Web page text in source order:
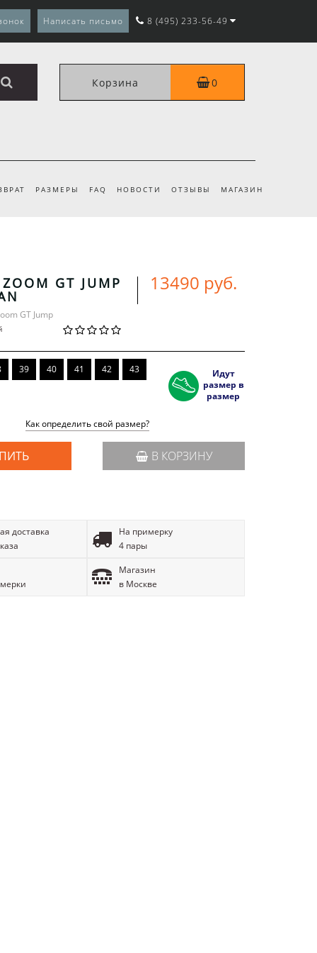
Написать письмо 8 (495) 233-56-49
Корзина 0
РАЗМЕРЫ FAQ НОВОСТИ ОТЗЫВЫ МАГАЗИН
GT JUMP
GT Jump
13490 руб.
39 40 41 42 43
Идут
размер в
размер
Как определить свой размер?
В КОРЗИНУ
доставка
На примерку
4 пары
Магазин
в Москве